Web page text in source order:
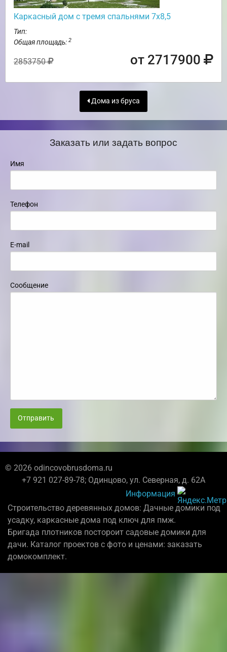
Каркасный дом с тремя спальнями 7х8,5
Тип:
Общая площадь: 2
2853750 от 2717900
Дома из бруса
Заказать или задать вопрос
Имя
Телефон
E-mail
Сообщение
Отправить
© 2026 odincovobrusdoma.ru
+7 921 027-89-78; Одинцово, ул. Северная, д. 62А
Информация
Строительство деревянных домов: Дачные домики под
усадку, каркасные дома под ключ для пмж.
Бригада плотников постороит садовые домики для
дачи. Каталог проектов с фото и ценами: заказать
домокомплект.